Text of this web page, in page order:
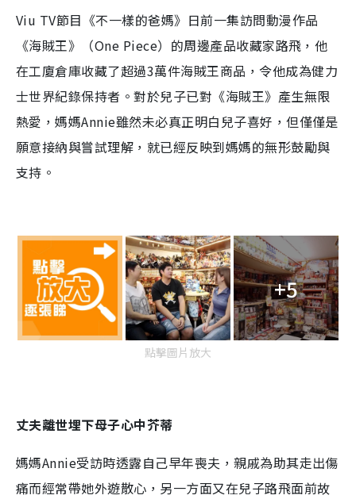
Viu TV節目《不一樣的爸媽》日前一集訪問動漫作品
《海賊王》（One Piece）的周邊產品收藏家路飛，他
在工廈倉庫收藏了超過3萬件海賊王商品，令他成為健力
士世界紀錄保持者。對於兒子已對《海賊王》產生無限
熱愛，媽媽Annie雖然未必真正明白兒子喜好，但僅僅是
願意接納與嘗試理解，就已經反映到媽媽的無形鼓勵與
支持。
+5
點擊圖片放大
丈夫離世埋下母子心中芥蒂
媽媽Annie受訪時透露自己早年喪夫，親戚為助其走出傷
痛而經常帶她外遊散心，另一方面又在兒子路飛面前故